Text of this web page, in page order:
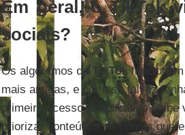
Em geral, o TikTok
sociais?
Os algoritmos do TikTokfuncionam
mais antigas, e por isso talvez
primeiro acesso, o aplicativo
priorizar conteúdos de contas que